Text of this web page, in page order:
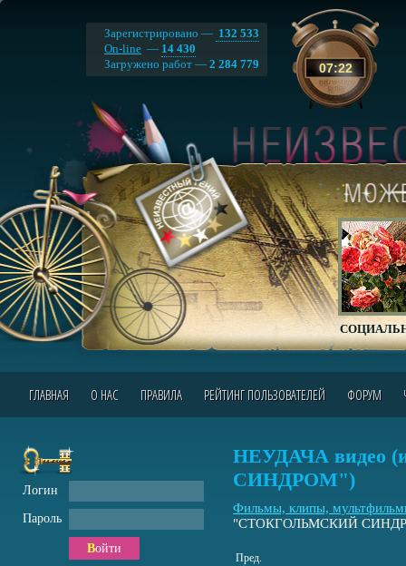
07:22
Зарегистрировано — 132 533
On-line — 14 430
Загружено работ — 2 284 779
ГЛАВНАЯ О НАС ПРАВИЛА РЕЙТИНГ ПОЛЬЗОВАТЕЛЕЙ ФОРУМ
НЕУДАЧА видео
СИНДРОМ")
Фильмы, клипы,
"СТОКГОЛЬМСКИЙ
Пред.
Логин
Пароль
Войти